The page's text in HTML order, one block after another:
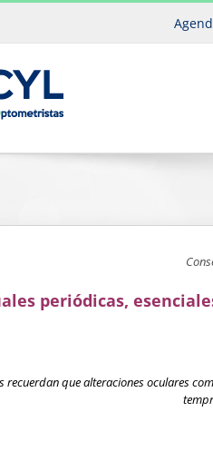
periódicas,
que alteraciones oculares